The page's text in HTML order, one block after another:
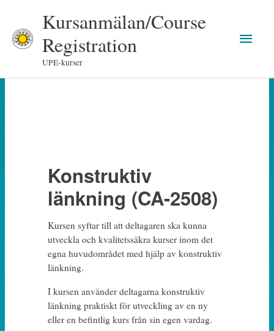
content
Kursanmälan/Course
Registration
UPE-kurser
Main
Konstruktiv
länkning (CA-2508)
Kursen syftar till att deltagaren ska kunna
utveckla och kvalitetssäkra kurser inom det
egna huvudområdet med hjälp av konstruktiv
länkning.
I kursen använder deltagarna konstruktiv
länkning praktiskt för utveckling av en ny
eller en befintlig kurs från sin egen vardag.